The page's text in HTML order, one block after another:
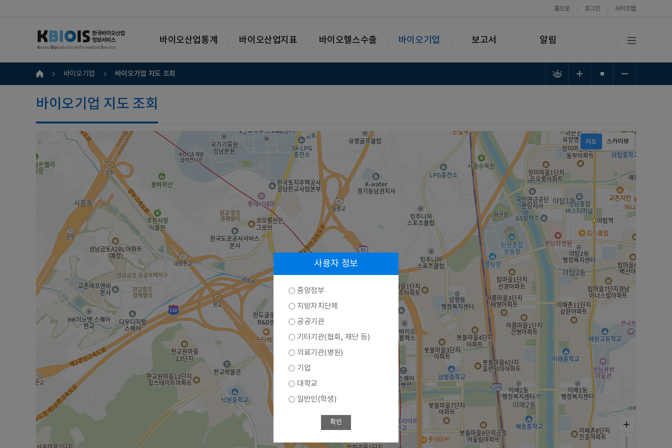
홈으로 로그인 사이트맵
바이오산업통계 바이오산업지표 바이오헬스수출 바이오기업 보고서 알림
바이오기업 바이오기업 지도 조회
바이오기업 지도 조회
사용자 정보
중앙정부
지방자치단체
공공기관
기타기관(협회, 재단 등)
의료기관(병원)
기업
대학교
일반인(학생)
확인